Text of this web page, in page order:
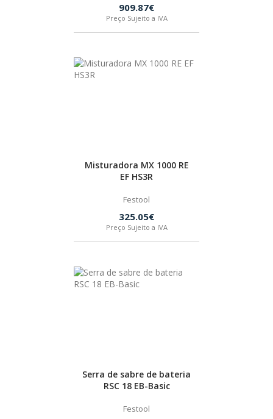
909.87€
Preço Sujeito a IVA
Misturadora MX 1000 RE
EF HS3R
Festool
325.05€
Preço Sujeito a IVA
Serra de sabre de bateria
RSC 18 EB-Basic
Festool